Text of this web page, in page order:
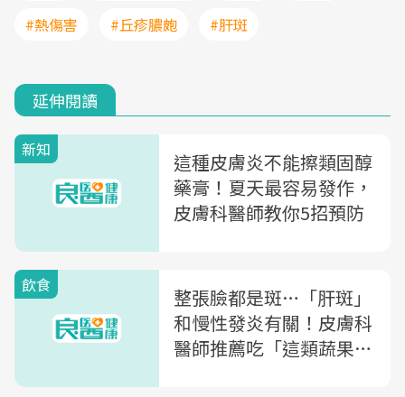
#熱傷害
#丘疹膿皰 #肝斑
延伸閱讀
新知
這種皮膚炎不能擦類固醇
藥膏！夏天最容易發作，
皮膚科醫師教你5招預防
飲食
整張臉都是斑…「肝斑」
和慢性發炎有關！皮膚科
醫師推薦吃「這類蔬果」